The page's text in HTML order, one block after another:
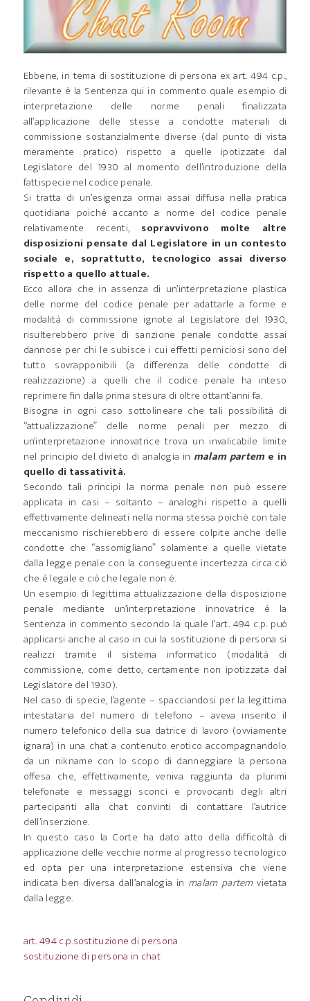
Ebbene, in tema di sostituzione di persona ex art. 494 c.p.,
rilevante è la Sentenza qui in commento quale esempio di
interpretazione delle norme penali finalizzata
all’applicazione delle stesse a condotte materiali di
commissione sostanzialmente diverse (dal punto di vista
meramente pratico) rispetto a quelle ipotizzate dal
Legislatore del 1930 al momento dell’introduzione della
fattispecie nel codice penale.
Si tratta di un’esigenza ormai assai diffusa nella pratica
quotidiana poiché accanto a norme del codice penale
relativamente recenti, sopravvivono molte altre
disposizioni pensate dal Legislatore in un contesto
sociale e, soprattutto, tecnologico assai diverso
rispetto a quello attuale.
Ecco allora che in assenza di un’interpretazione plastica
delle norme del codice penale per adattarle a forme e
modalità di commissione ignote al Legislatore del 1930,
risulterebbero prive di sanzione penale condotte assai
dannose per chi le subisce i cui effetti perniciosi sono del
tutto sovrapponibili (a differenza delle condotte di
realizzazione) a quelli che il codice penale ha inteso
reprimere fin dalla prima stesura di oltre ottant’anni fa.
Bisogna in ogni caso sottolineare che tali possibilità di
“attualizzazione” delle norme penali per mezzo di
un’interpretazione innovatrice trova un invalicabile limite
nel principio del divieto di analogia in malam parteme in
quello di tassatività.
Secondo tali principi la norma penale non può essere
applicata in casi – soltanto – analoghi rispetto a quelli
effettivamente delineati nella norma stessa poiché con tale
meccanismo rischierebbero di essere colpite anche delle
condotte che “assomigliano” solamente a quelle vietate
dalla legge penale con la conseguente incertezza circa ciò
che è legale e ciò che legale non è.
Un esempio di legittima attualizzazione della disposizione
penale mediante un’interpretazione innovatrice è la
Sentenza in commento secondo la quale l’art. 494 c.p. può
applicarsi anche al caso in cui la sostituzione di persona si
realizzi tramite il sistema informatico (modalità di
commissione, come detto, certamente non ipotizzata dal
Legislatore del 1930).
Nel caso di specie, l’agente – spacciandosi per la legittima
intestataria del numero di telefono – aveva inserito il
numero telefonico della sua datrice di lavoro (ovviamente
ignara) in una chat a contenuto erotico accompagnandolo
da un nikname con lo scopo di danneggiare la persona
offesa che, effettivamente, veniva raggiunta da plurimi
telefonate e messaggi sconci e provocanti degli altri
partecipanti alla chat convinti di contattare l’autrice
dell’inserzione.
In questo caso la Corte ha dato atto della difficoltà di
applicazione delle vecchie norme al progresso tecnologico
ed opta per una interpretazione estensiva che viene
indicata ben diversa dall’analogia in malam partemvietata
dalla legge.
art. 494 c.p.sostituzione di persona
sostituzione di persona in chat